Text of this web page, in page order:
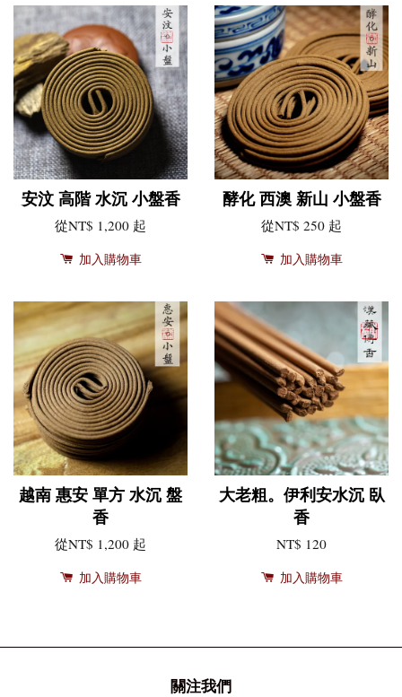
安汶 高階 水沉 小盤香
從NT$ 1,200 起
加入購物車
酵化 西澳 新山 小盤香
從NT$ 250 起
加入購物車
越南 惠安 單方 水沉 盤
香
從NT$ 1,200 起
加入購物車
大老粗。伊利安水沉 臥
香
NT$ 120
加入購物車
關注我們